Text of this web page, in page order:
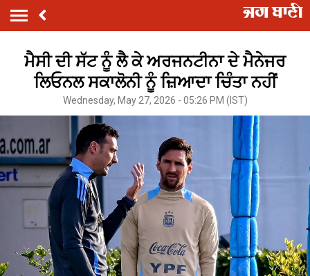
ਮੈਸੀ ਦੀ ਸੱਟ ਨੂੰ ਲੈ ਕੇ ਅਰਜਨਟੀਨਾ ਦੇ ਮੈਨੇਜਰ
ਲਿਓਨਲ ਸਕਾਲੋਨੀ ਨੂੰ ਜ਼ਿਆਦਾ ਚਿੰਤਾ ਨਹੀਂ
Wednesday, May 27, 2026 - 05:26 PM (IST)